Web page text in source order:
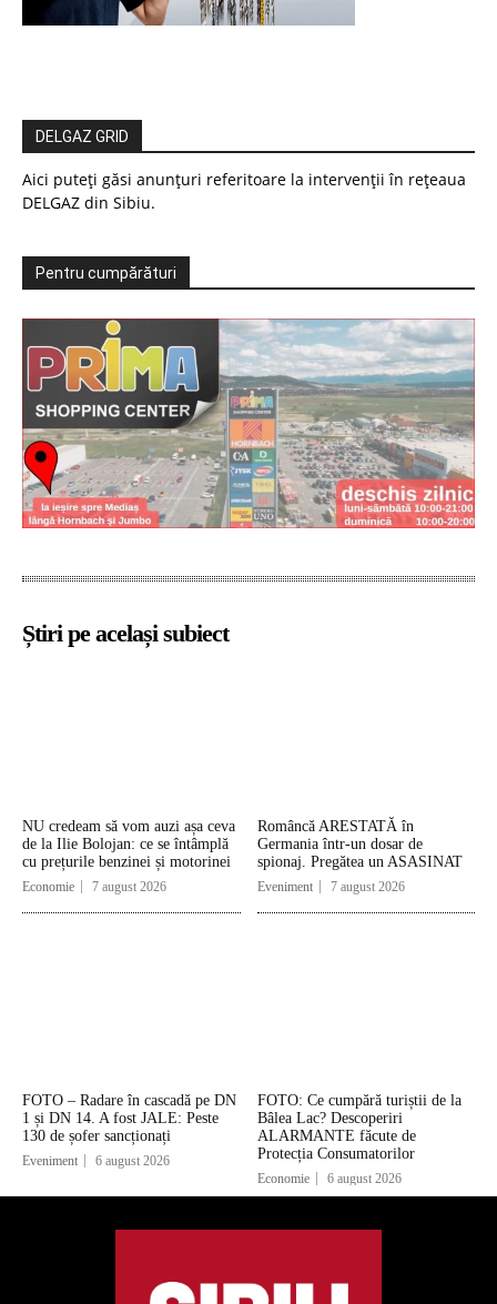
DELGAZ GRID
Aici puteți găsi anunțuri referitoare la intervenții în rețeaua
DELGAZ din Sibiu.
Pentru cumpărături
Știri pe același subiect
NU credeam să vom auzi așa ceva
de la Ilie Bolojan: ce se întâmplă
cu prețurile benzinei și motorinei
Economie 7 august 2026
Româncă ARESTATĂ în
Germania într-un dosar de
spionaj. Pregătea un ASASINAT
Eveniment 7 august 2026
FOTO – Radare în cascadă pe DN
1 și DN 14. A fost JALE: Peste
130 de șofer sancționați
Eveniment 6 august 2026
FOTO: Ce cumpără turiștii de la
Bâlea Lac? Descoperiri
ALARMANTE făcute de
Protecția Consumatorilor
Economie 6 august 2026